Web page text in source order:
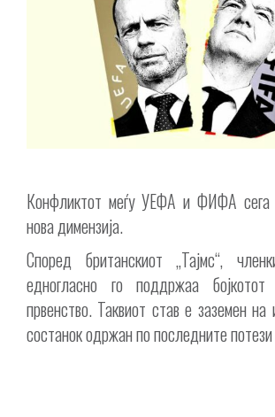
Конфликтот меѓу УЕФА и ФИФА сега
нова димензија.
Според британскиот „Тајмс“,
едногласно го поддржаа
првенство. Таквиот став е заземен на
состанок одржан по последните